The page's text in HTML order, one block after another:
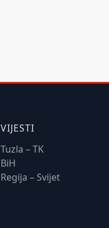
VIJESTI
Tuzla – TK
BiH
Regija – Svijet